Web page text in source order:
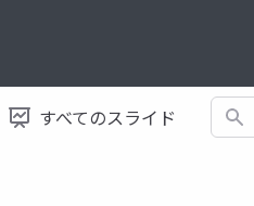
すべてのスライド 検索